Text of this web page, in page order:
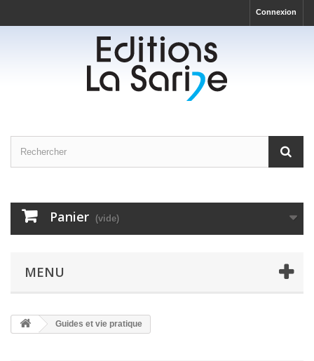
Connexion
Panier (vide)
MENU
Guides et vie pratique